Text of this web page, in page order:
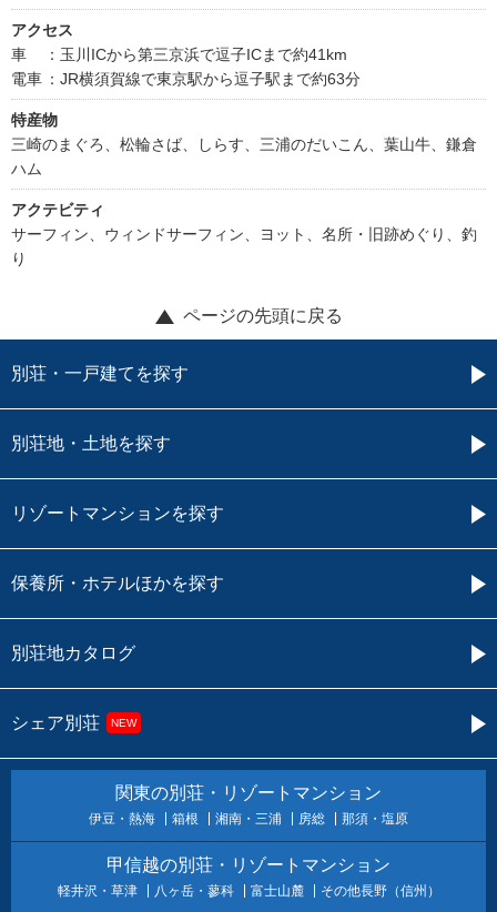
アクセス
車
：玉川ICから第三京浜で逗子ICまで約41km
電車 ：JR横須賀線で東京駅から逗子駅まで約63分
特産物
三崎のまぐろ、松輪さば、しらす、三浦のだいこん、葉山牛、鎌倉
ハム
アクテビティ
サーフィン、ウィンドサーフィン、ヨット、名所・旧跡めぐり、釣
り
ページの先頭に戻る
別荘・一戸建てを探す
別荘地・土地を探す
リゾートマンションを探す
保養所・ホテルほかを探す
別荘地カタログ
シェア別荘 NEW
関東の別荘・リゾートマンション
伊豆・熱海 箱根 湘南・三浦 房総 那須・塩原
甲信越の別荘・リゾートマンション
軽井沢・草津 八ヶ岳・蓼科 富士山麓 その他長野（信州）